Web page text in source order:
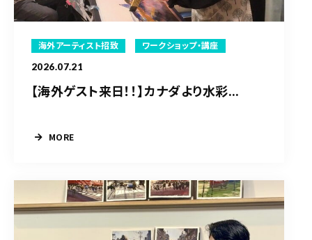
海外アーティスト招致 ワークショップ・講座
2026.07.21
【海外ゲスト来日！！】カナダより水彩...
MORE